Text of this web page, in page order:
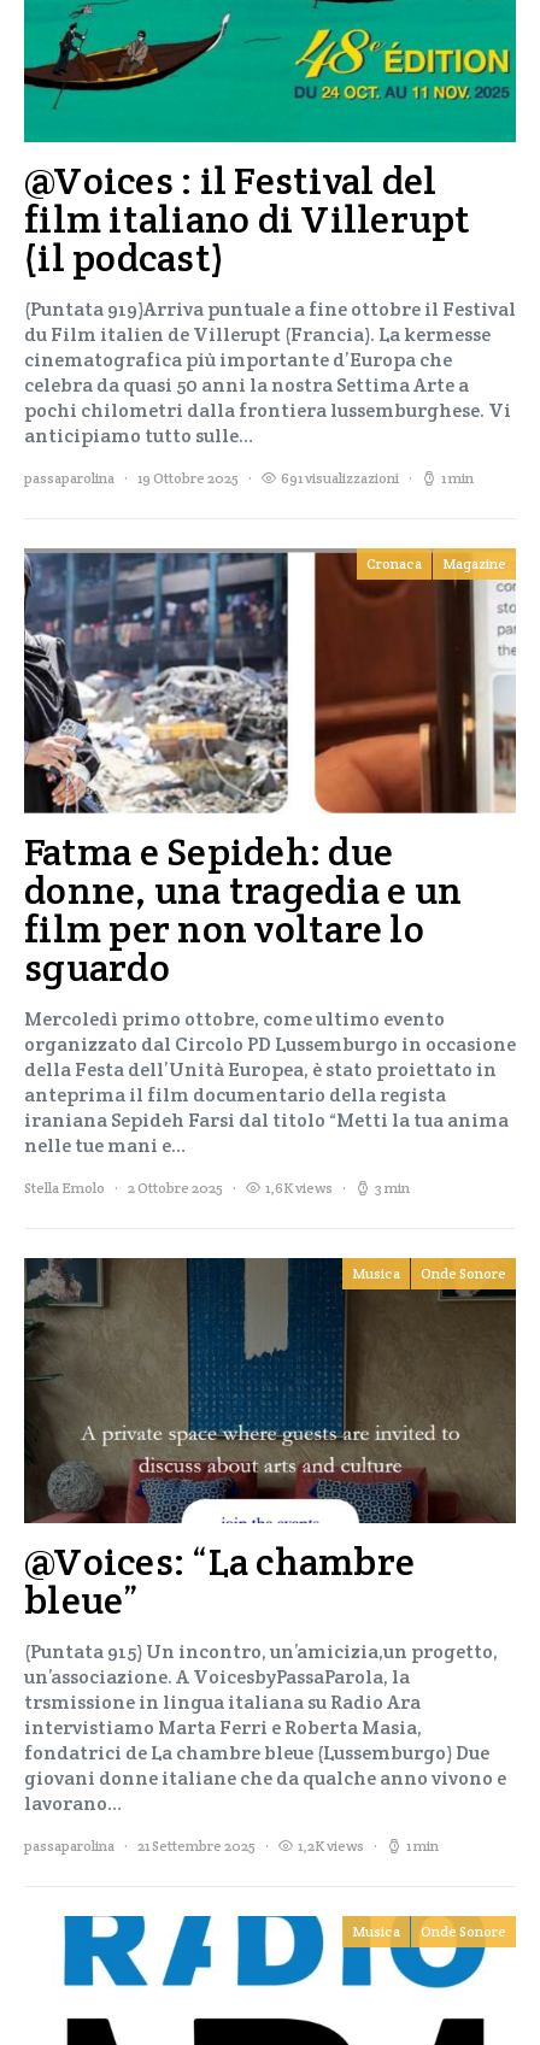
@Voices : il Festival del
film italiano di Villerupt
(il podcast)
(Puntata 919)Arriva puntuale a fine ottobre il Festival
du Film italien de Villerupt (Francia). La kermesse
cinematografica più importante d’Europa che
celebra da quasi 50 anni la nostra Settima Arte a
pochi chilometri dalla frontiera lussemburghese. Vi
anticipiamo tutto sulle…
passaparolina 19 Ottobre 2025 691 visualizzazioni 1 min
Cronaca Magazine
Fatma e Sepideh: due
donne, una tragedia e un
film per non voltare lo
sguardo
Mercoledì primo ottobre, come ultimo evento
organizzato dal Circolo PD Lussemburgo in occasione
della Festa dell’Unità Europea, è stato proiettato in
anteprima il film documentario della regista
iraniana Sepideh Farsi dal titolo “Metti la tua anima
nelle tue mani e…
Stella Emolo 2 Ottobre 2025 1,6K views 3 min
Musica Onde Sonore
@Voices: “La chambre
bleue”
(Puntata 915) Un incontro, un’amicizia,un progetto,
un’associazione. A VoicesbyPassaParola, la
trsmissione in lingua italiana su Radio Ara
intervistiamo Marta Ferri e Roberta Masia,
fondatrici de La chambre bleue (Lussemburgo) Due
giovani donne italiane che da qualche anno vivono e
lavorano…
passaparolina 21 Settembre 2025 1,2K views 1 min
Musica Onde Sonore